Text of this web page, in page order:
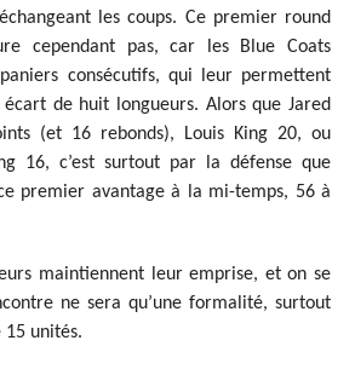
les coups. Ce premier round
cependant pas, car les Blue Coats
consécutifs, qui leur permettent
de huit longueurs. Alors que Jared
(et 16 rebonds), Louis King 20, ou
16, c’est surtout par la défense que
premier avantage à la mi-temps, 56 à
maintiennent leur emprise, et on se
ne sera qu’une formalité, surtout
15 unités.